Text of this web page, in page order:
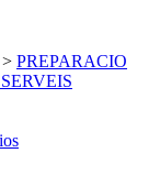
> PREPARACIO